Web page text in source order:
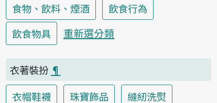
食物、飲料、煙酒
飲食行為
飲食物具
重新選分類
衣著裝扮 ¶
衣帽鞋襪
珠寶飾品
縫紉洗熨